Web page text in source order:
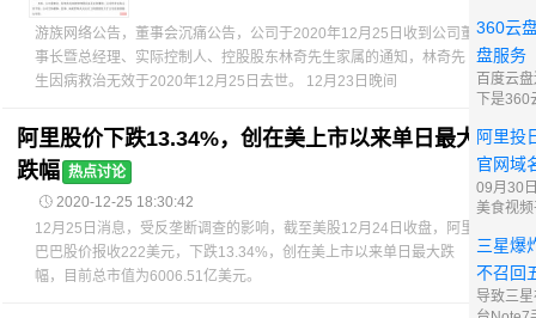
游族网络公告，董事会沉痛公告，公司于2020年12月25日收到公司董
事长暨总经理、实际控制人、控股股东林奇先生家属的通知，林奇先
生因病救治无效于2020年12月25日去世。 12月23日晚间
阿里股价下跌13.34%，创在美上市以来单日最大
跌幅 热点讨论
 2020-12-25 18:30:42
12月25日消息，受反垄断调查的影响，截至美股12月24日收盘，阿里
巴巴股价报收222美元，下跌13.34%，创在美上市以来单日最大跌
幅，目前总市值为6006.51亿美元。
在找一
而这篇
个问题
360云
盘服务
百度云
下是
播非法
传播淫
行为屡
企业的
阿里
官网域
09月30
美食视频
领投的
资。作
术开发
和SKU
三星爆
不召回
导致三